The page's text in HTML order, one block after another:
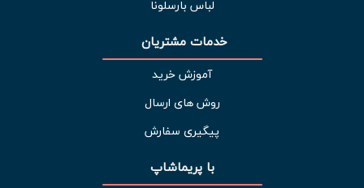
لباس بارسلونا
خدمات مشتریان
آموزش خرید
روش های ارسال
پیگیری سفارش
با پریماشاپ